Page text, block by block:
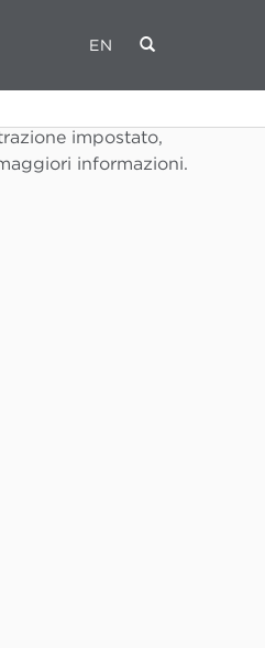
EN
impostato,
informazioni.